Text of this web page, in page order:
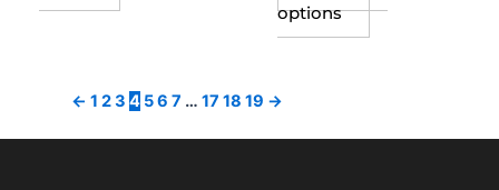
options
← 1 23 4 56 7 … 17 18 19 →